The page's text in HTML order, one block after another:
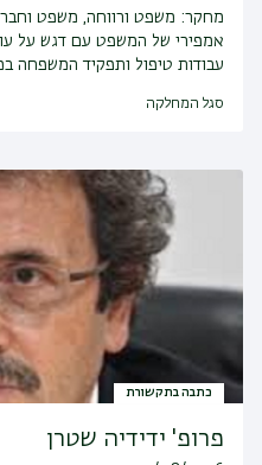
מחקר: משפט ורווחה, משפט
אמפירי של המשפט עם דגש על
עבודות טיפול ותפקיד המשפחה
סגל המחלקה
כתבה בתקשורת
פרופ' ידידיה שטרן